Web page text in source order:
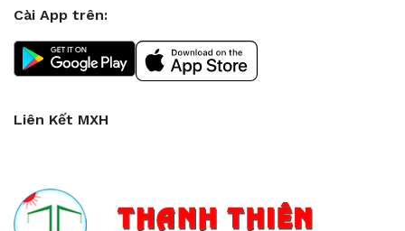
Cài App trên:
Liên Kết MXH